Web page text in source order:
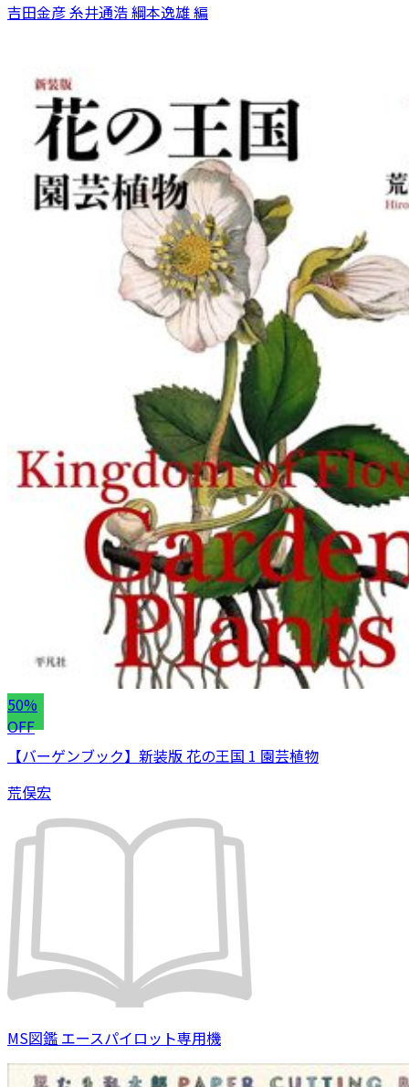
吉田金彦 糸井通浩 綱本逸雄 編
50%
OFF
【バーゲンブック】新装版 花の王国 1 園芸植物
荒俣宏
MS図鑑 エースパイロット専用機